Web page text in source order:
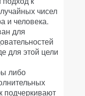
чисел
и человека.
для
для этой цели
либо
подчеркивают